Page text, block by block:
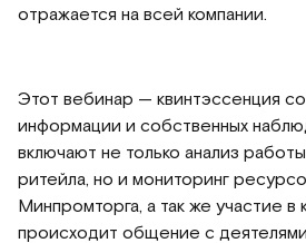
отражается на всей компании.
Этот вебинар — квинтэссенция
информации и собственных
включают не только анализ
ритейла, но и мониторинг
Минпромторга, а так же участие в
происходит общение с